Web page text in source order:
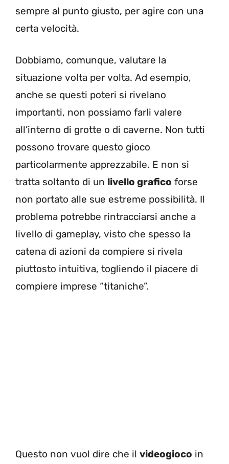
sempre al punto giusto, per agire con una
certa velocità.
Dobbiamo, comunque, valutare la
situazione volta per volta. Ad esempio,
anche se questi poteri si rivelano
importanti, non possiamo farli valere
all’interno di grotte o di caverne. Non tutti
possono trovare questo gioco
particolarmente apprezzabile. E non si
tratta soltanto di un livello grafico forse
non portato alle sue estreme possibilità. Il
problema potrebbe rintracciarsi anche a
livello di gameplay, visto che spesso la
catena di azioni da compiere si rivela
piuttosto intuitiva, togliendo il piacere di
compiere imprese “titaniche”.
Questo non vuol dire che il videogioco in